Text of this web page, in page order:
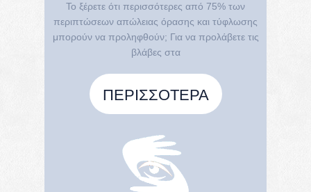
Το ξέρετε ότι περισσότερες από 75% των
περιπτώσεων απώλειας όρασης και τύφλωσης
μπορούν να προληφθούν; Για να προλάβετε τις
βλάβες στα
ΠΕΡΙΣΣΌΤΕΡΑ